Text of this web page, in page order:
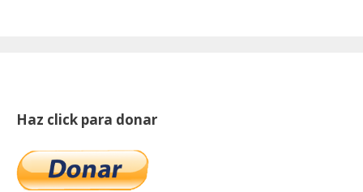
Haz click para donar